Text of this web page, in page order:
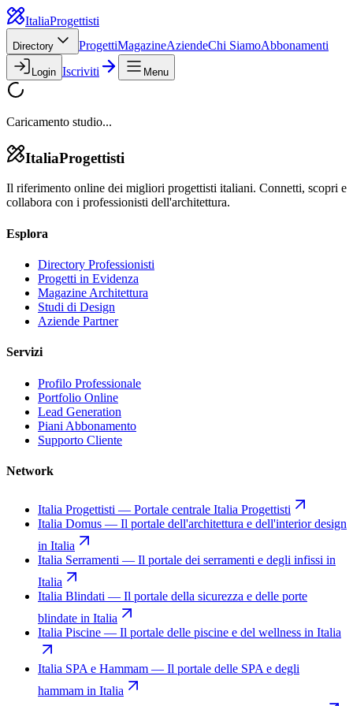
ItaliaProgettisti
Directory ProgettiMagazineAziendeChi SiamoAbbonamenti
Login Iscriviti Menu
Caricamento studio...
ItaliaProgettisti
Il riferimento online dei migliori progettisti italiani. Connetti, scopri e
collabora con i professionisti dell'architettura.
Esplora
Directory Professionisti
Progetti in Evidenza
Magazine Architettura
Studi di Design
Aziende Partner
Servizi
Profilo Professionale
Portfolio Online
Lead Generation
Piani Abbonamento
Supporto Cliente
Network
Italia Progettisti — Portale centrale Italia Progettisti
Italia Domus — Il portale dell'architettura e dell'interior design
in Italia
Italia Serramenti — Il portale dei serramenti e degli infissi in
Italia
Italia Blindati — Il portale della sicurezza e delle porte
blindate in Italia
Italia Piscine — Il portale delle piscine e del wellness in Italia
Italia SPA e Hammam — Il portale delle SPA e degli
hammam in Italia